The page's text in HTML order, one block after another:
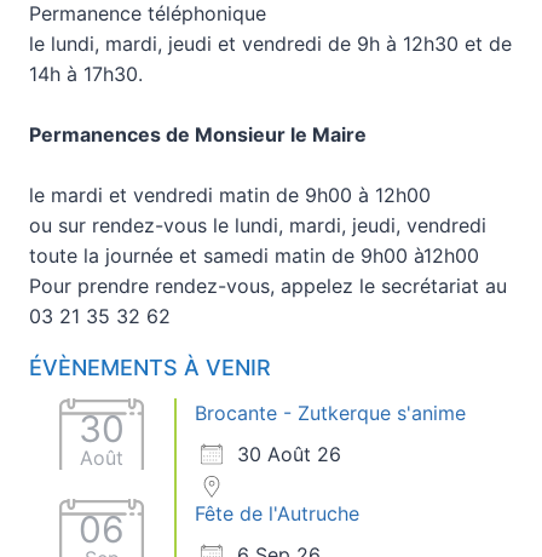
Permanence téléphonique
le lundi, mardi, jeudi et vendredi de 9h à 12h30 et de
14h à 17h30.
Permanences de Monsieur le Maire
le mardi et vendredi matin de 9h00 à 12h00
ou sur rendez-vous le lundi, mardi, jeudi, vendredi
toute la journée et samedi matin de 9h00 à12h00
Pour prendre rendez-vous, appelez le secrétariat au
03 21 35 32 62
ÉVÈNEMENTS À VENIR
30
Août
Brocante - Zutkerque s'anime
30 Août 26
06
Fête de l'Autruche